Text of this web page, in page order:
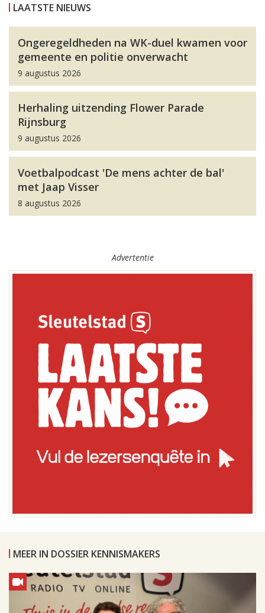
LAATSTE NIEUWS
Ongeregeldheden na WK-duel kwamen voor
gemeente en politie onverwacht
9 augustus 2026
Herhaling uitzending Flower Parade
Rijnsburg
9 augustus 2026
Voetbalpodcast 'De mens achter de bal'
met Jaap Visser
8 augustus 2026
Advertentie
MEER IN DOSSIER KENNISMAKERS